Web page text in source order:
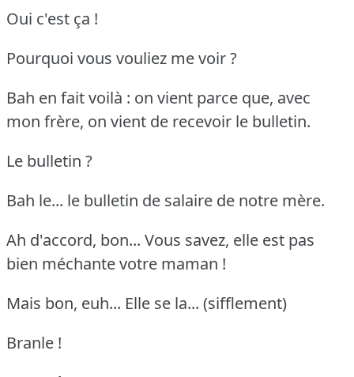
Oui c'est ça !
Pourquoi vous vouliez me voir ?
Bah en fait voilà : on vient parce que, avec
mon frère, on vient de recevoir le bulletin.
Le bulletin ?
Bah le... le bulletin de salaire de notre mère.
Ah d'accord, bon... Vous savez, elle est pas
bien méchante votre maman !
Mais bon, euh... Elle se la... (sifflement)
Branle !